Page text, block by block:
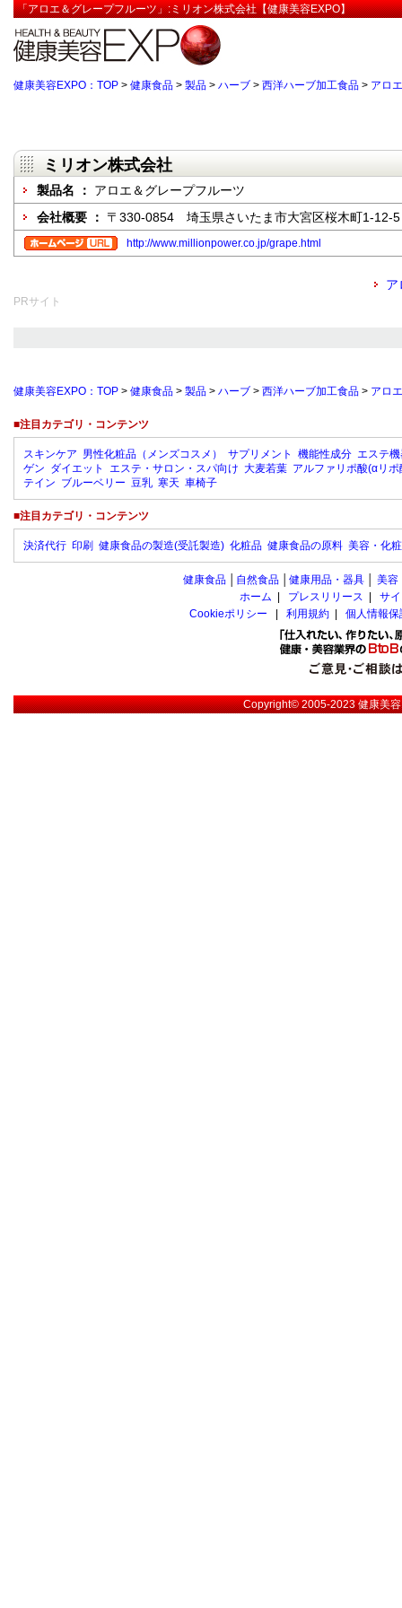
「アロエ＆グレープフルーツ」:ミリオン株式会社【健康美容EXPO】
健康美容EXPO：TOP > 健康食品 > 製品 > ハーブ > 西洋ハーブ加工食品 > アロ
ミリオン株式会社
製品名 ： アロエ＆グレープフルーツ
会社概要 ： 〒330-0854 埼玉県さいたま市大宮区桜木町1-12-5
http://www.millionpower.co.jp/grape.html
ア
PRサイト
健康美容EXPO：TOP > 健康食品 > 製品 > ハーブ > 西洋ハーブ加工食品 > アロ
■注目カテゴリ・コンテンツ
スキンケア 男性化粧品（メンズコスメ） サプリメント 機能性成分 エステ
ゲン ダイエット エステ・サロン・スパ向け 大麦若葉 アルファリポ酸(αリポ
テイン ブルーベリー 豆乳 寒天 車椅子
■注目カテゴリ・コンテンツ
決済代行 印刷 健康食品の製造(受託製造) 化粧品 健康食品の原料 美容・化
健康食品 自然食品 健康用品・器具 美容
ホーム
プレスリリース
サ
Cookieポリシー
利用規約 個人情報
Copyright© 2005-2023健康美